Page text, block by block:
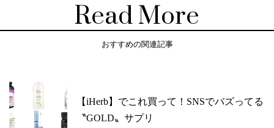
Read More
おすすめの関連記事
【iHerb】でこれ買って！SNSでバズってる
〝GOLD〟サプリ